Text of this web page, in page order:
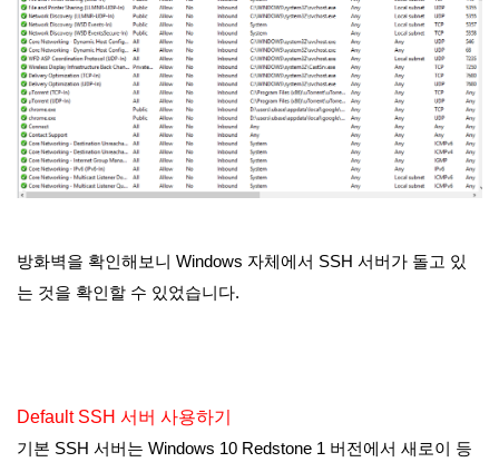
방화벽을 확인해보니 Windows 자체에서 SSH 서버가 돌고 있
는 것을 확인할 수 있었습니다.
Default SSH 서버 사용하기
기본 SSH 서버는 Windows 10 Redstone 1 버전에서 새로이 등